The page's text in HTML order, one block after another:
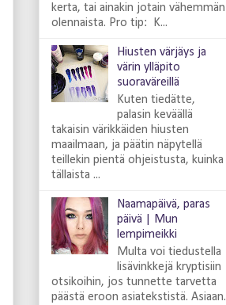
kerta, tai ainakin jotain vähemmän
olennaista. Pro tip: K...
Hiusten värjäys ja
värin ylläpito
suoraväreillä
Kuten tiedätte,
palasin keväällä
takaisin värikkäiden hiusten
maailmaan, ja päätin näpytellä
teillekin pientä ohjeistusta, kuinka
tällaista ...
Naamapäivä, paras
päivä | Mun
lempimeikki
Multa voi tiedustella
lisävinkkejä kryptisiin
otsikoihin, jos tunnette tarvetta
päästä eroon asiatekstistä. Asiaan.